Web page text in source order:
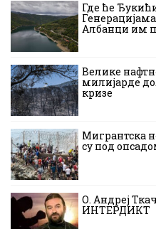
Где ће
Албанци им
Велике
милијарде
кризе
Мигрантска
су под
О. Андреј
ИНТЕРДИКТ